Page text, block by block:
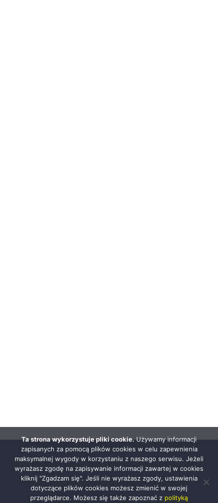
Ta strona wykorzystuje pliki cookie.Używamy informacji
zapisanych za pomocą plików cookies w celu zapewnienia
maksymalnej wygody w korzystaniu z naszego serwisu. Jeżeli
wyrażasz zgodę na zapisywanie informacji zawartej w cookies
kliknij "Zgadzam się". Jeśli nie wyrażasz zgody, ustawienia
dotyczące plików cookies możesz zmienić w swojej
przeglądarce. Możesz się także zapoznać z polityką